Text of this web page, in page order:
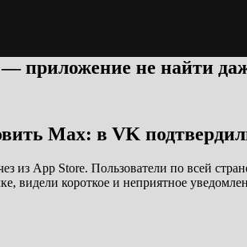
приложение не найти
Max: в VK
из App Store. Пользователи по всей
видели короткое и неприятное